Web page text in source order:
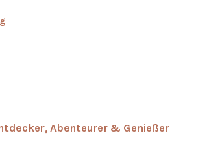
Abenteurer & Genießer